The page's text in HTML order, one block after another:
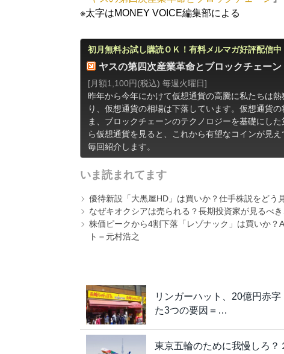
※太字はMONEY VOICE編集部による
初月無料お試し購読ＯＫ！有料メルマガ好評配信中
ヤスの第四次産業革命とブロックチェーン
[月額1,100円(税込) 毎週火曜日]
昨年から今年にかけて仮想通貨の高騰に私たちは
り、仮想通貨の相場は下落しています。仮想通貨
ま、ブロックチェーンのテクノロジーを基礎にし
ら仮想通貨を見ると、これから有望なコインが見
毎回紹介します。
いま読まれてます
優待新設「大黒屋HD」は買いか？仕手株説をど
なぜキオクシアは売られる？長期投資家が見るべ
株価ピークから4割下落「レゾナック」は買いか
ト＝元村浩之
リンガーハット、20億円赤
た3つの要因＝…
東京五輪のために我慢しろ